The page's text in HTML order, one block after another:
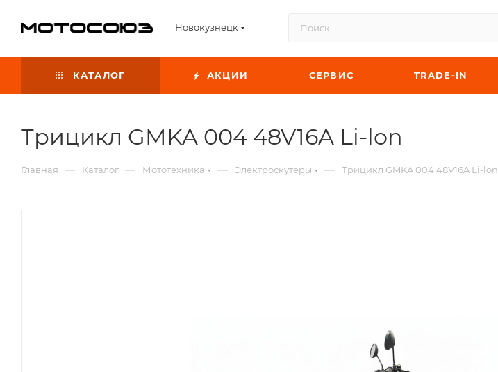
Новокузнецк
КАТАЛОГ АКЦИИ СЕРВИС TRADE-IN
Трицикл GMKA 004 48V16A Li-lon
Главная — Каталог — Мототехника — Электроскутеры — Трицикл GMKA 004 48V16A Li-lon